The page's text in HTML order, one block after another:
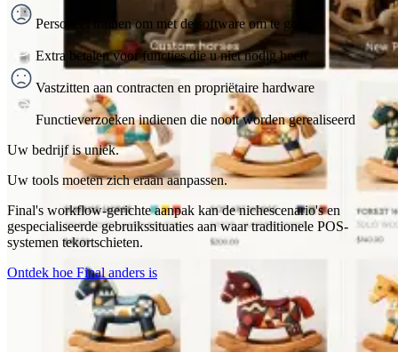
Personeel trainen om met de software om te gaan
Extra betalen voor functies die u niet nodig heeft
Vastzitten aan contracten en propriëtaire hardware
Functieverzoeken indienen die nooit worden gerealiseerd
Uw bedrijf is uniek.
Uw tools moeten zich eraan aanpassen.
Final's workflow-gerichte aanpak kan de nichescenario's en
gespecialiseerde gebruikssituaties aan waar traditionele POS-
systemen tekortschieten.
Ontdek hoe Final anders is